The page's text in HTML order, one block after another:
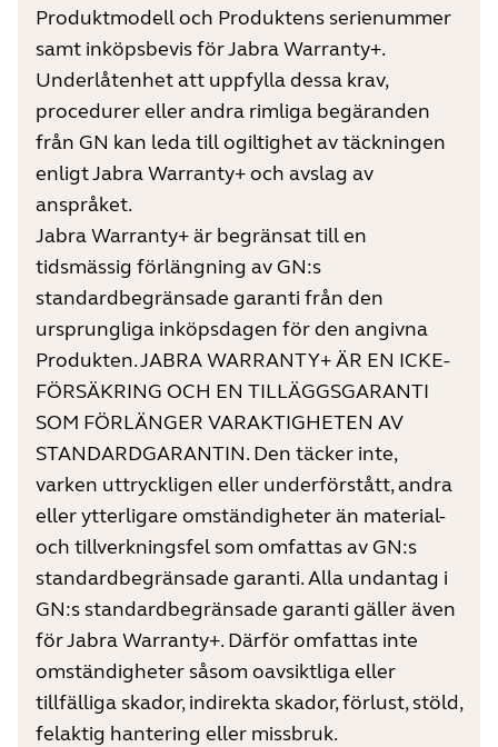
Produktmodell och Produktens serienummer
samt inköpsbevis för Jabra Warranty+.
Underlåtenhet att uppfylla dessa krav,
procedurer eller andra rimliga begäranden
från GN kan leda till ogiltighet av täckningen
enligt Jabra Warranty+ och avslag av
anspråket.
Jabra Warranty+ är begränsat till en
tidsmässig förlängning av GN:s
standardbegränsade garanti från den
ursprungliga inköpsdagen för den angivna
Produkten. JABRA WARRANTY+ ÄR EN ICKE-
FÖRSÄKRING OCH EN TILLÄGGSGARANTI
SOM FÖRLÄNGER VARAKTIGHETEN AV
STANDARDGARANTIN. Den täcker inte,
varken uttryckligen eller underförstått, andra
eller ytterligare omständigheter än material-
och tillverkningsfel som omfattas av GN:s
standardbegränsade garanti. Alla undantag i
GN:s standardbegränsade garanti gäller även
för Jabra Warranty+. Därför omfattas inte
omständigheter såsom oavsiktliga eller
tillfälliga skador, indirekta skador, förlust, stöld,
felaktig hantering eller missbruk.